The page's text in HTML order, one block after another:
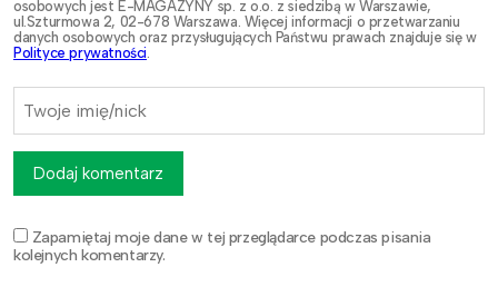
osobowych jest E-MAGAZYNY sp. z o.o. z siedzibą w Warszawie,
ul.Szturmowa 2, 02-678 Warszawa. Więcej informacji o przetwarzaniu
danych osobowych oraz przysługujących Państwu prawach znajduje się w
Polityce prywatności.
Zapamiętaj moje dane w tej przeglądarce podczas pisania
kolejnych komentarzy.
Dodaj komentarz